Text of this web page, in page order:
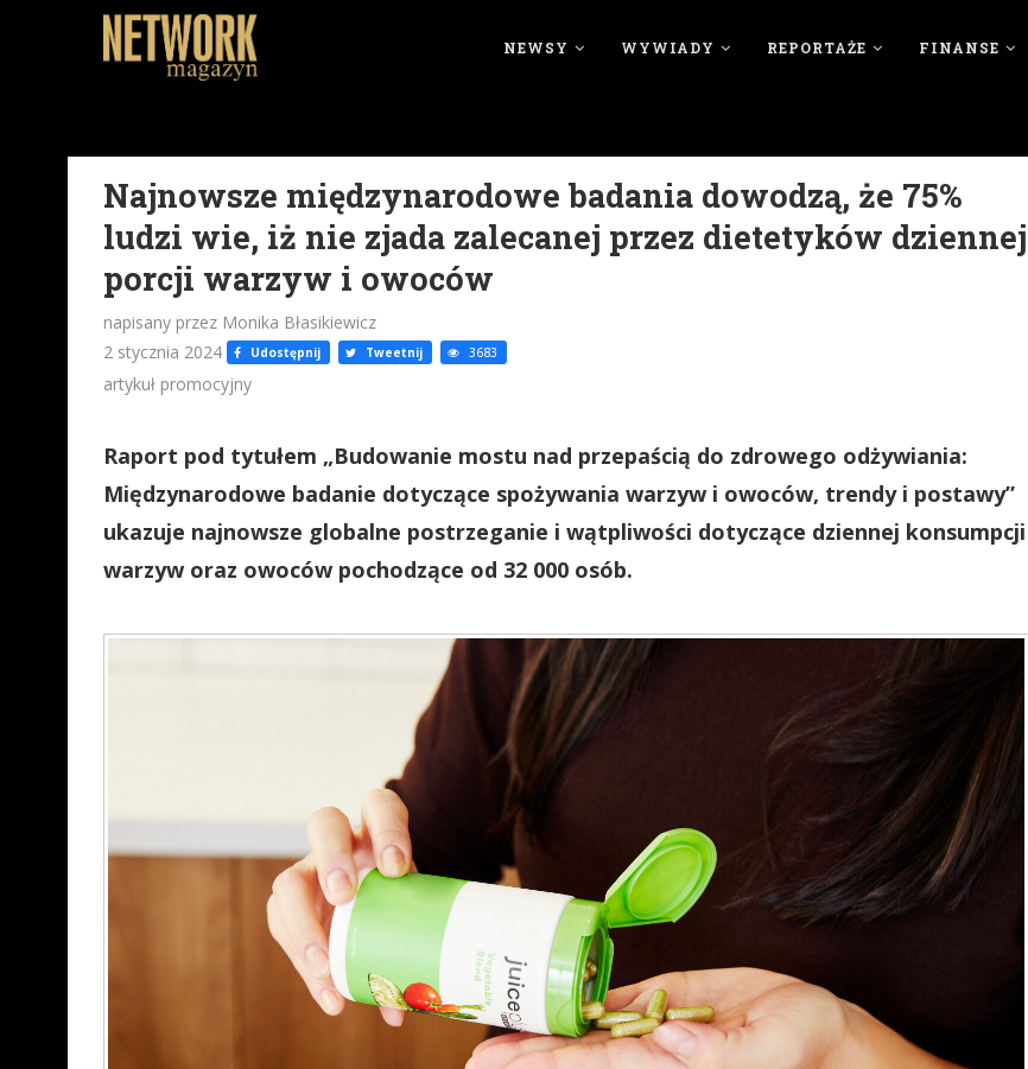
NEWSY WYWIADY REPORTAŻE FINANSE
Najnowsze międzynarodowe badania dowodzą, że 75%
ludzi wie, iż nie zjada zalecanej przez dietetyków dziennej
porcji warzyw i owoców
napisany przez Monika Błasikiewicz
2 stycznia 2024
Udostępnij Tweetnij 3683
artykuł promocyjny
Raport pod tytułem „Budowanie mostu nad przepaścią do zdrowego odżywiania:
Międzynarodowe badanie dotyczące spożywania warzyw i owoców, trendy i postawy”
ukazuje najnowsze globalne postrzeganie i wątpliwości dotyczące dziennej konsumpcji
warzyw oraz owoców pochodzące od 32 000 osób.